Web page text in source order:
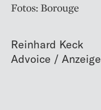
Fotos: Borouge
Reinhard Keck